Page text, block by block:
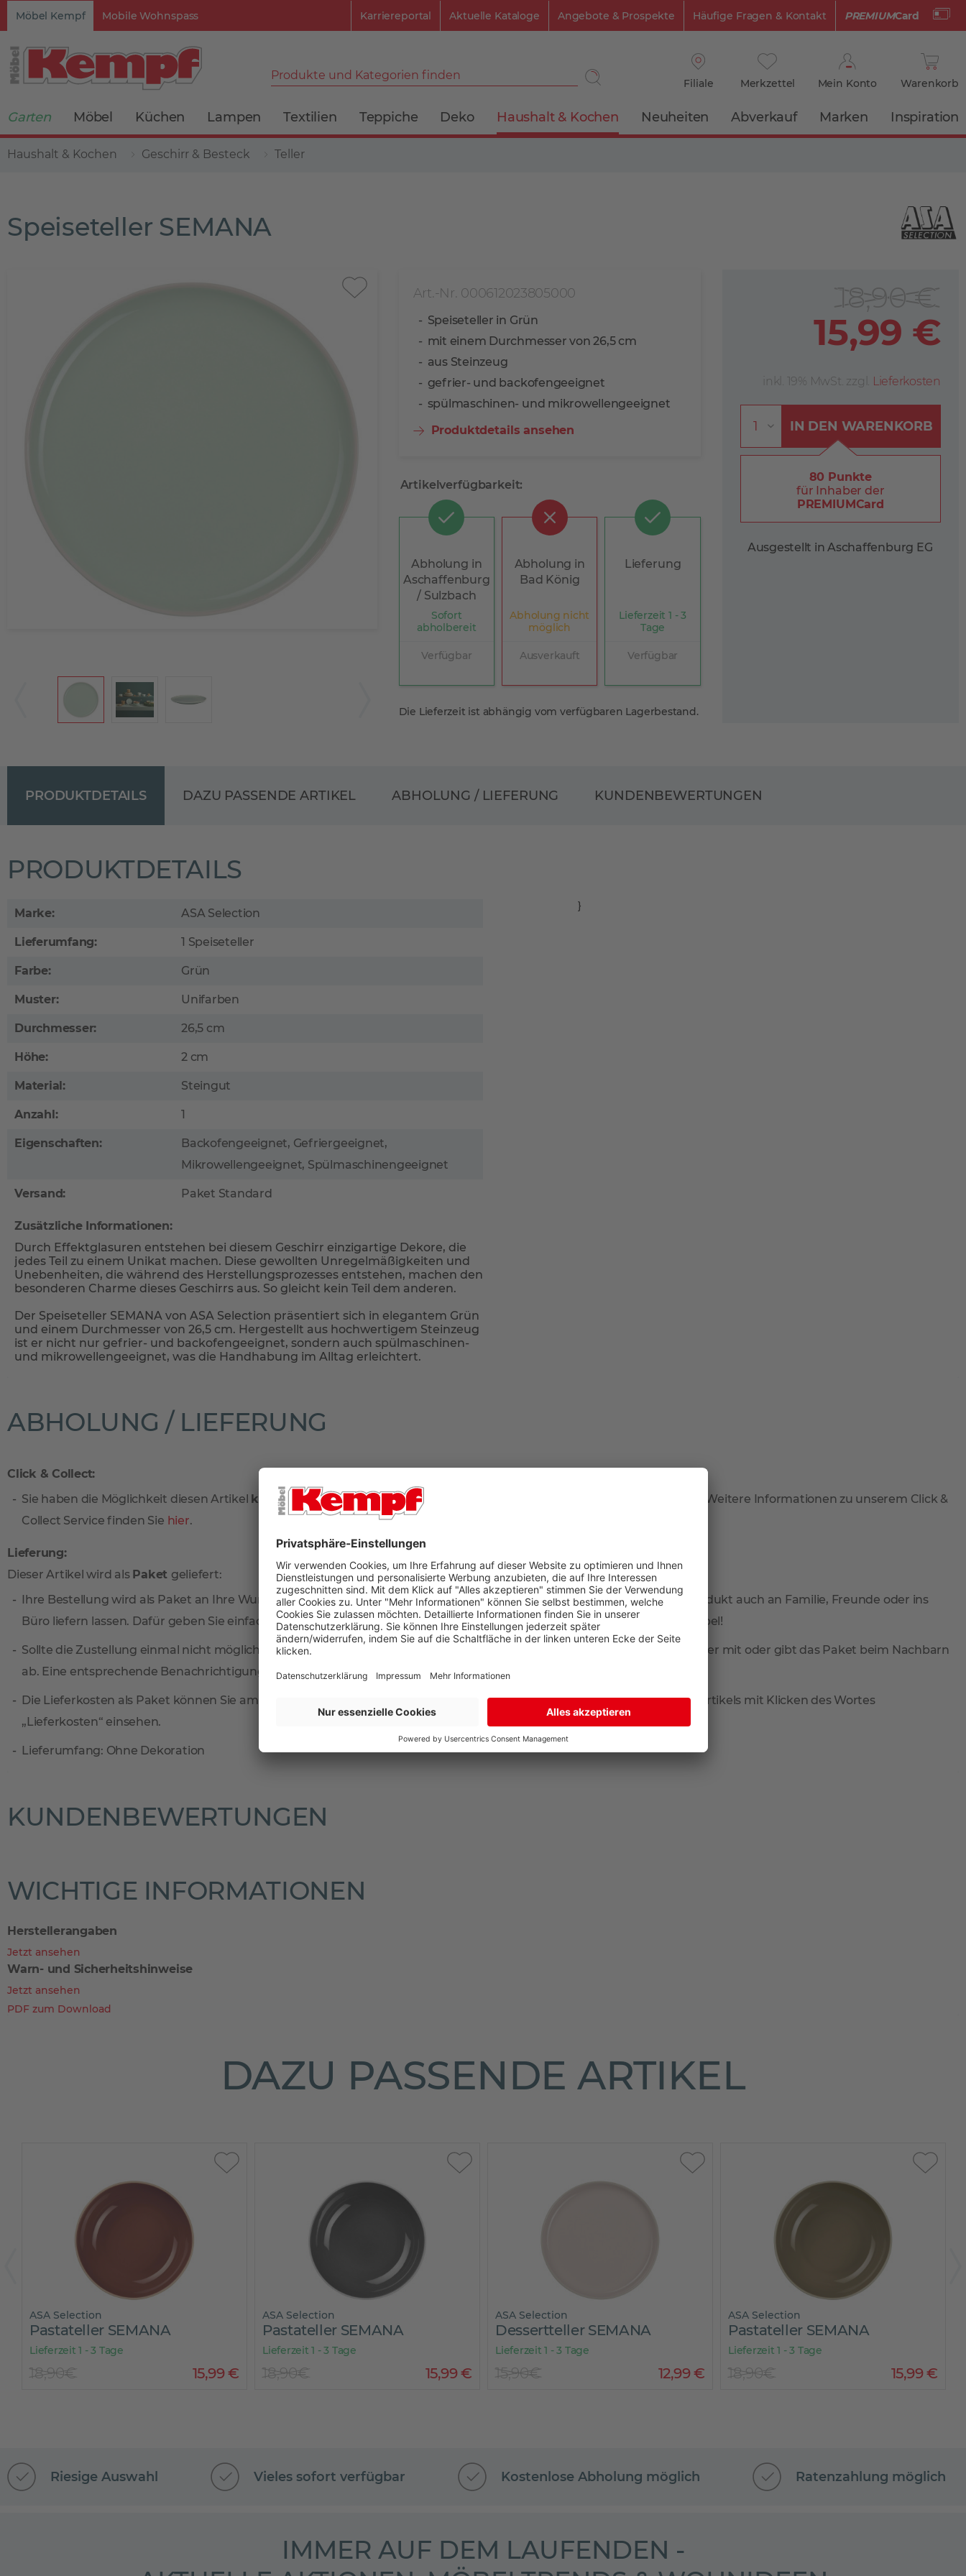
Möbel Kempf Mobile Wohnspass PREMIUMCard
Karriereportal Aktuelle Kataloge Angebote & Prospekte Häufige Fragen & Kontakt
Produkte und Kategorien finden
Filiale Merkzettel Mein Konto Warenkorb
Garten Möbel Küchen Lampen Textilien Teppiche Deko Haushalt & Kochen Neuheiten Abverkauf Marken Inspiration
Haushalt & Kochen Geschirr & Besteck Teller
Speiseteller SEMANA
Art.-Nr. 000612023805000
Speiseteller in Grün
mit einem Durchmesser von 26,5 cm
aus Steinzeug
gefrier- und backofengeeignet
spülmaschinen- und mikrowellengeeignet
Produktdetails ansehen
Artikelverfügbarkeit:
Abholung in
Aschaffenburg
/ Sulzbach
Sofort
abholbereit
Verfügbar
Abholung in
Bad König
Abholung nicht
möglich
Ausverkauft
Lieferung
Lieferzeit 1 - 3
Tage
Verfügbar
Die Lieferzeit ist abhängig vom verfügbaren Lagerbestand.
15,99 €
18,90 €
inkl. 19% MwSt. zzgl. Lieferkosten
IN DEN WARENKORB
80 Punkte
für Inhaber der
PREMIUMCard
Ausgestellt in Aschaffenburg EG
PRODUKTDETAILS
PRODUKTDETAILS
Marke: ASA Selection
Lieferumfang: 1 Speiseteller
Farbe: Grün
Muster: Unifarben
Durchmesser: 26,5 cm
Höhe: 2 cm
Material: Steingut
Anzahl: 1
Eigenschaften:
Backofengeeignet, Gefriergeeignet,
Mikrowellengeeignet, Spülmaschinengeeignet
Versand: Paket Standard
Zusätzliche Informationen:
Durch Effektglasuren entstehen bei diesem Geschirr einzigartige Dekore, die
jedes Teil zu einem Unikat machen. Diese gewollten Unregelmäßigkeiten und
Unebenheiten, die während des Herstellungsprozesses entstehen, machen den
besonderen Charme dieses Geschirrs aus. So gleicht kein Teil dem anderen.
Der Speiseteller SEMANA von ASA Selection präsentiert sich in elegantem Grün
und einem Durchmesser von 26,5 cm. Hergestellt aus hochwertigem Steinzeug
ist er nicht nur gefrier- und backofengeeignet, sondern auch spülmaschinen-
und mikrowellengeeignet, was die Handhabung im Alltag erleichtert.
}
DAZU PASSENDE ARTIKEL ABHOLUNG / LIEFERUNG
ABHOLUNG / LIEFERUNG
Click & Collect:
Sie haben die Möglichkeit diesen Artikel kostenlos vor Ort in unseren Filialen Aschaffenburg oder Bad König abzuholen. Weitere Informationen zu unserem Click &
Collect Service finden Sie hier.
Lieferung:
Dieser Artikel wird als Paket geliefert:
Ihre Bestellung wird als Paket an Ihre Wunschadresse geliefert. Falls Sie tagsüber nicht zuhause sind, können Sie Ihr Produkt auch an Familie, Freunde oder ins
Büro liefern lassen. Dafür geben Sie einfach eine separate Lieferadresse zur Rechnungsadresse an. So sind Sie total flexibel!
Sollte die Zustellung einmal nicht möglich sein, nimmt der Paketdienstleister Ihr Produkt zur erneuten Anlieferung wieder mit oder gibt das Paket beim Nachbarn
ab. Eine entsprechende Benachrichtigungskarte finden Sie dann in Ihrem Briefkasten.
Die Lieferkosten als Paket können Sie am einfachsten im oberen Bereich der Artikelseite unter dem Verkaufspreis des Artikels mit Klicken des Wortes
„Lieferkosten“ einsehen.
Lieferumfang: Ohne Dekoration
KUNDENBEWERTUNGEN
KUNDENBEWERTUNGEN
WICHTIGE INFORMATIONEN
Herstellerangaben
Jetzt ansehen
Warn- und Sicherheitshinweise
Jetzt ansehen
PDF zum Download
DAZU PASSENDE ARTIKEL
ASA Selection
Pastateller SEMANA
Lieferzeit 1 - 3 Tage
15,99€
18,90€
ASA Selection
Pastateller SEMANA
Lieferzeit 1 - 3 Tage
15,99€
18,90€
ASA Selection
Dessertteller SEMANA
Lieferzeit 1 - 3 Tage
12,99€
15,90€
ASA Selection
Pastateller SEMANA
Lieferzeit 1 - 3 Tage
15,99€
18,90€
Riesige Auswahl Vieles sofort verfügbar Kostenlose Abholung möglich Ratenzahlung möglich
IMMER AUF DEM LAUFENDEN -